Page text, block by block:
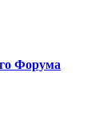
Форума